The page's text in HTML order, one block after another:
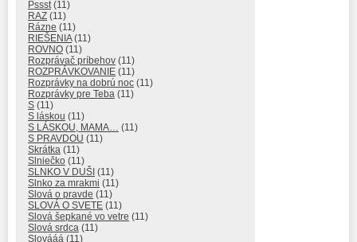
Pssst(11)
RAZ (11)
Rázne (11)
RIEŠENIA(11)
ROVNO (11)
Rozprávač príbehov (11)
ROZPRÁVKOVANIE (11)
Rozprávky na dobrú noc (11)
Rozprávky pre Teba (11)
S (11)
S láskou (11)
S LÁSKOU, MAMA… (11)
S PRAVDOU (11)
Skrátka (11)
Slniečko (11)
SLNKO V DUŠI (11)
Slnko za mrakmi (11)
Slová o pravde (11)
SLOVÁ O SVETE (11)
Slová šepkané vo vetre (11)
Slová srdca (11)
Slovááá (11)